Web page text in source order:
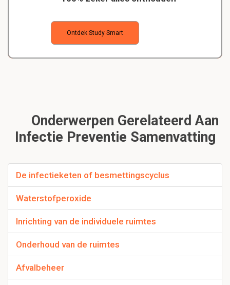
Ontdek Study Smart
Onderwerpen Gerelateerd Aan
Infectie Preventie Samenvatting
De infectieketen of besmettingscyclus
Waterstofperoxide
Inrichting van de individuele ruimtes
Onderhoud van de ruimtes
Afvalbeheer